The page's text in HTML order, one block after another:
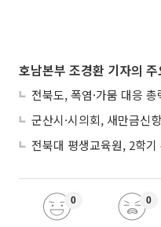
호남본부 조경환 기자의
전북도, 폭염·가뭄 대응
군산시·시의회, 새만금신
0 0